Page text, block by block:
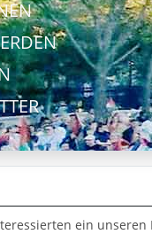
ein unseren